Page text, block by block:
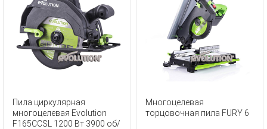
Пила циркулярная
многоцелевая Evolution
F165CCSL 1200 Вт 3900 об/
Многоцелевая
торцовочная пила FURY 6